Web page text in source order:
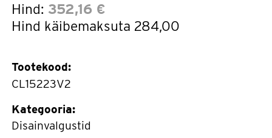
Hind: 352,16 €
Hind käibemaksuta 284,00
Tootekood:
CL15223V2
Kategooria:
Disainvalgustid